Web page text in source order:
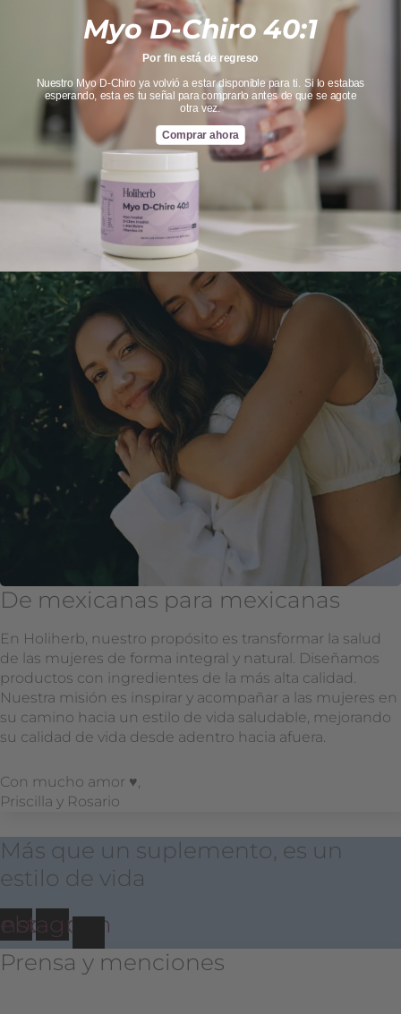
Endometriosis
Fertilidad
Fórmulas Holiherb
Menopausia
Multivitamínicos
Myo Inositol
De mexicanas para mexicanas
En Holiherb, nuestro propósito es transformar la salud
de las mujeres de forma integral y natural. Diseñamos
productos con ingredientes de la más alta calidad.
Nuestra misión es inspirar y acompañar a las mujeres en
su camino hacia un estilo de vida saludable, mejorando
su calidad de vida desde adentro hacia afuera.
Con mucho amor ♥︎,
Priscilla y Rosario
Más que un suplemento, es un
estilo de vida
Prensa y menciones
Myo D-Chiro 40:1
Por fin está de regreso
Nuestro Myo D-Chiro ya volvió a estar disponible para ti. Si lo estabas
esperando, esta es tu señal para comprarlo antes de que se agote
otra vez.
Comprar ahora